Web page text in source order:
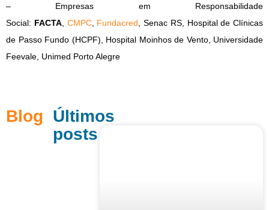
– Empresas em Responsabilidade
Social: FACTA, CMPC, Fundacred , Senac RS, Hospital de Clínicas
de Passo Fundo (HCPF), Hospital Moinhos de Vento, Universidade
Feevale, Unimed Porto Alegre
Blog Últimos
posts